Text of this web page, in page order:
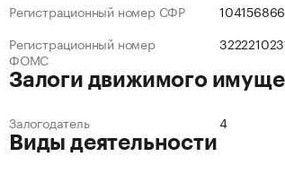
Регистрационный номер СФР
Регистрационный номер
ФОМС
Залоги движимого
Залогодатель 4
Виды деятельности